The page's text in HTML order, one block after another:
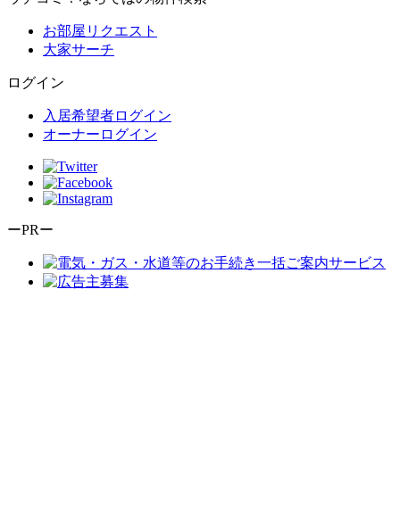
お部屋リクエスト
大家サーチ
ログイン
入居希望者ログイン
オーナーログイン
ーPRー